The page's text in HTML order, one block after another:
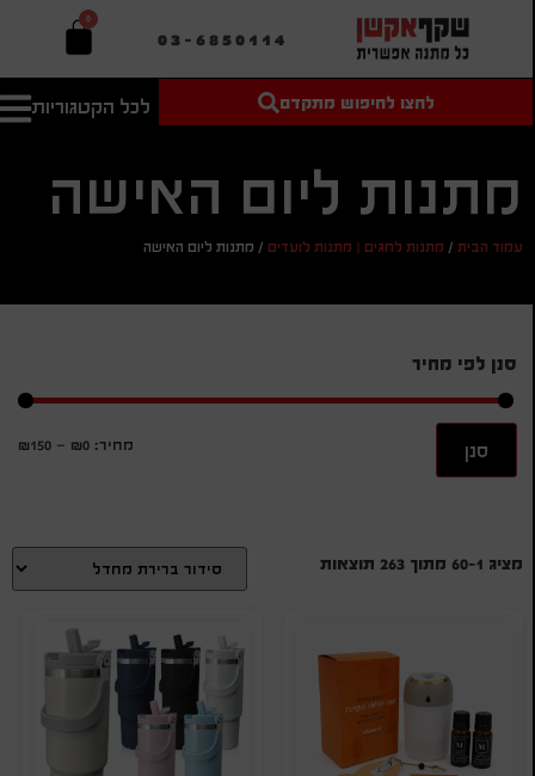
03-6850114
0
לכל הקטגוריות
טקסט חופשי
מחיר מיני'
מחיר מקס'
לחצו לחיפוש מתקדם
מתנות ליום האישה
עמוד הבית/ מתנות לחגים | מתנות לועדים/ מתנות ליום האישה
סנן לפי מחיר
סנן מחיר: ₪0
—
₪150
מציג 1–60 מתוך 263 תוצאות